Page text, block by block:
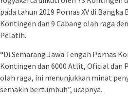
pada tahun 2019 Pornas XV di
Kontingen dan 9 Cabang olah raga
Pelatih.
“Di Semarang Jawa Tengah Pornas
Kontingen dan 6000 Atlit, Oficial dan
olah raga, ini menunjukkan minat
semakin bertumbuh”, ucapnya.